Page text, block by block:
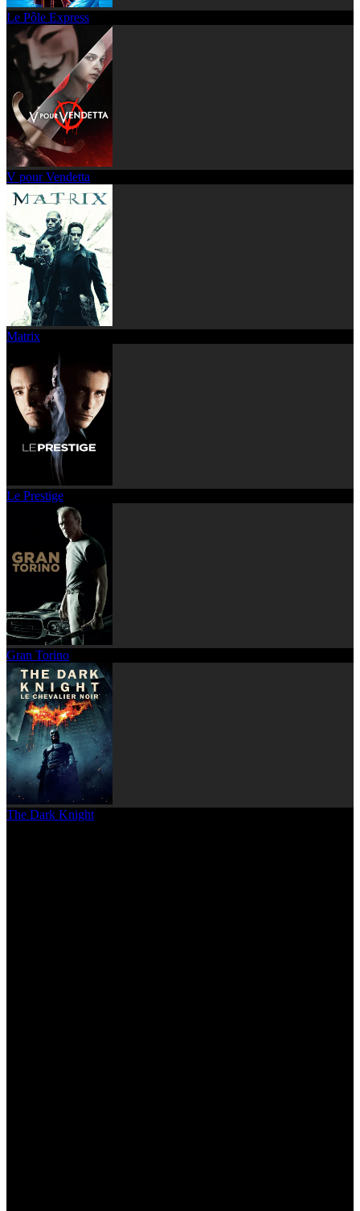
Le Pôle Express
V pour Vendetta
Matrix
Le Prestige
Gran Torino
The Dark Knight